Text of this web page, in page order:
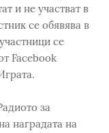
и не участват в
се обявява в
се
Facebook
за
наградата на